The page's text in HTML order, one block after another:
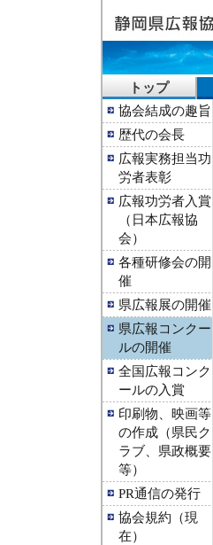
トップ
協会結成の趣旨
歴代の会長
広報実務担当功
労者表彰
広報功労者入賞
（日本広報協
会）
各種研修会の開
催
県広報展の開催
県広報コンクー
ルの開催
全国広報コンク
ールの入賞
印刷物、映画等
の作成（県民ク
ラブ、県政概要
等）
PR通信の発行
協会規約（現
在）